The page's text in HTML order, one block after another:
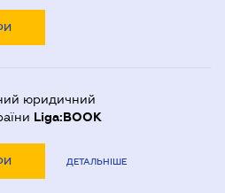
юридичний
Liga:BOOK
ДЕТАЛЬНІШЕ